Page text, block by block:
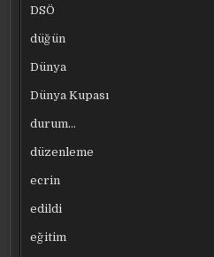
DSÖ
düğün
Dünya
Dünya Kupası
durum…
düzenleme
ecrin
edildi
eğitim